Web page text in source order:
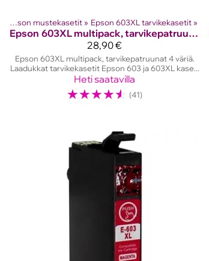
Epson mustekasetit ‪» Epson 603XL tarvikekasetit ‪»
Epson
603XL multipack, tarvikepatruunat
28,90 €
Epson 603XL multipack, tarvikepatruunat 4 väriä.
Laadukkat tarvikekasetit Epson 603 ja 603XL kase...
Heti saatavilla
☆☆☆☆☆ (41)
Tuotteet‪» Mustesuihkutulostinten kasetit